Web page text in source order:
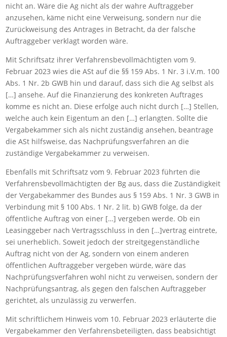
nicht an. Wäre die Ag nicht als der wahre Auftraggeber
anzusehen, käme nicht eine Verweisung, sondern nur die
Zurückweisung des Antrages in Betracht, da der falsche
Auftraggeber verklagt worden wäre.
Mit Schriftsatz ihrer Verfahrensbevollmächtigten vom 9.
Februar 2023 wies die ASt auf die §§ 159 Abs. 1 Nr. 3 i.V.m. 100
Abs. 1 Nr. 2b GWB hin und darauf, dass sich die Ag selbst als
[…] ansehe. Auf die Finanzierung des konkreten Auftrages
komme es nicht an. Diese erfolge auch nicht durch […] Stellen,
welche auch kein Eigentum an den […] erlangten. Sollte die
Vergabekammer sich als nicht zuständig ansehen, beantrage
die ASt hilfsweise, das Nachprüfungsverfahren an die
zuständige Vergabekammer zu verweisen.
Ebenfalls mit Schriftsatz vom 9. Februar 2023 führten die
Verfahrensbevollmächtigten der Bg aus, dass die Zuständigkeit
der Vergabekammer des Bundes aus § 159 Abs. 1 Nr. 3 GWB in
Verbindung mit § 100 Abs. 1 Nr. 2 lit. b) GWB folge, da der
öffentliche Auftrag von einer […] vergeben werde. Ob ein
Leasinggeber nach Vertragsschluss in den […]vertrag eintrete,
sei unerheblich. Soweit jedoch der streitgegenständliche
Auftrag nicht von der Ag, sondern von einem anderen
öffentlichen Auftraggeber vergeben würde, wäre das
Nachprüfungsverfahren wohl nicht zu verweisen, sondern der
Nachprüfungsantrag, als gegen den falschen Auftraggeber
gerichtet, als unzulässig zu verwerfen.
Mit schriftlichem Hinweis vom 10. Februar 2023 erläuterte die
Vergabekammer den Verfahrensbeteiligten, dass beabsichtigt